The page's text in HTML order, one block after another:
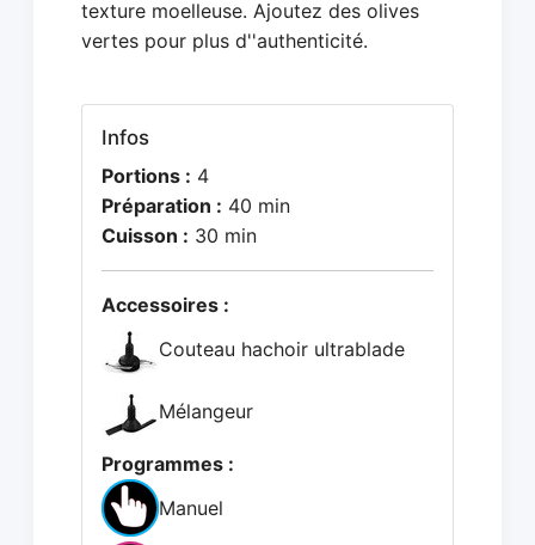
texture moelleuse. Ajoutez des olives
vertes pour plus d''authenticité.
Infos
Portions : 4
Préparation : 40 min
Cuisson : 30 min
Accessoires :
Couteau hachoir ultrablade
Mélangeur
Programmes :
Manuel